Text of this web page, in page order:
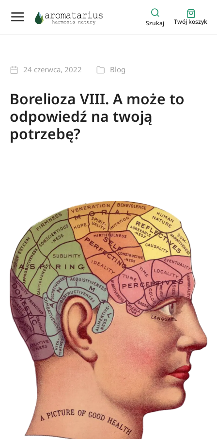
Szukaj Twój koszyk
24 czerwca, 2022 Blog
Borelioza VIII. A może to
odpowiedź na twoją
potrzebę?